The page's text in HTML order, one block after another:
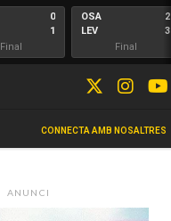
0
1
Final
OSA
LEV
2
3
Final
CONNECTA AMB NOSALTRES
ANUNCI